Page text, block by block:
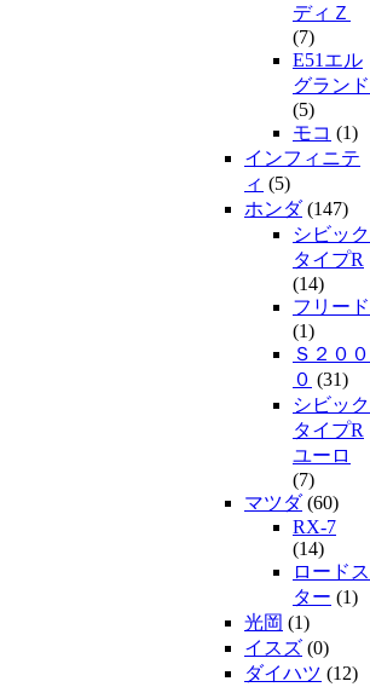
ディＺ
(7)
E51エル
グランド
(5)
モコ (1)
インフィニテ
ィ (5)
ホンダ(147)
シビック
タイプR
(14)
フリード
(1)
Ｓ２００
０ (31)
シビック
タイプR
ユーロ
(7)
マツダ(60)
RX-7
(14)
ロードス
ター (1)
光岡 (1)
イスズ (0)
ダイハツ (12)